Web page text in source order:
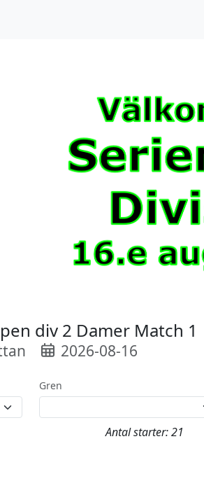
div 2 Damer Match 1
2026-08-16
Gren
Antal starter: 21